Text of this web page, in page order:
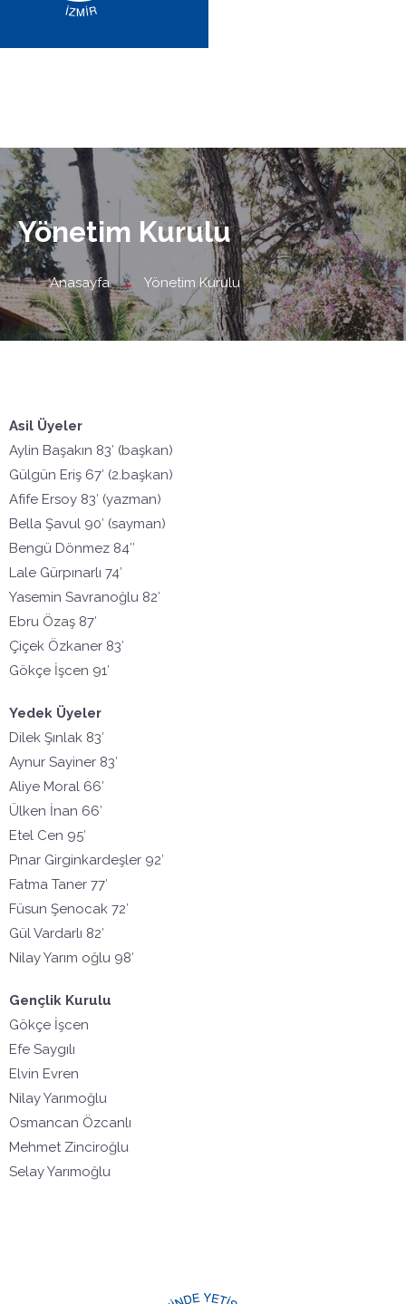
Yönetim Kurulu
Anasayfa Yönetim Kurulu
Asil Üyeler
Aylin Başakın 83′ (başkan)
Gülgün Eriş 67′ (2.başkan)
Afife Ersoy 83′ (yazman)
Bella Şavul 90′ (sayman)
Bengü Dönmez 84″
Lale Gürpınarlı 74′
Yasemin Savranoğlu 82′
Ebru Özaş 87′
Çiçek Özkaner 83′
Gökçe İşcen 91′
Yedek Üyeler
Dilek Şınlak 83′
Aynur Sayiner 83′
Aliye Moral 66′
Ülken İnan 66′
Etel Cen 95′
Pınar Girginkardeşler 92′
Fatma Taner 77′
Füsun Şenocak 72′
Gül Vardarlı 82′
Nilay Yarım oğlu 98′
Gençlik Kurulu
Gökçe İşcen
Efe Saygılı
Elvin Evren
Nilay Yarımoğlu
Osmancan Özcanlı
Mehmet Zinciroğlu
Selay Yarımoğlu